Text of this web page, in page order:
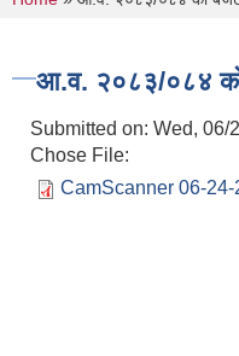
आ.व. २०८३/०८४
Submitted on: Wed, 06/
Chose File:
CamScanner 06-